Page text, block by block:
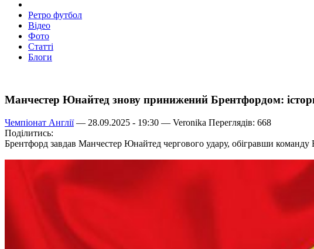
Ретро футбол
Відео
Фото
Статті
Блоги
Манчестер Юнайтед знову принижений Брентфордом:
Чемпіонат Англії— 28.09.2025 - 19:30 — Veronika Переглядів: 668
Поділитись:
Брентфорд завдав Манчестер Юнайтед чергового удару, обігравши команду